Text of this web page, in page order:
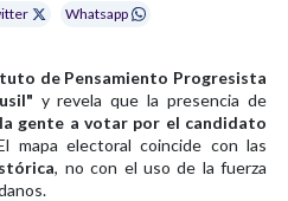
Whatsapp
de Pensamiento Progresista
y revela que la presencia de
gente a votar por el candidato
mapa electoral coincide con las
, no con el uso de la fuerza